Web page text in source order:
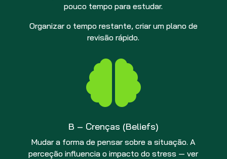
pouco tempo para estudar.
Organizar o tempo restante, criar um plano de
revisão rápido.

B – Crenças (Beliefs)
Mudar a forma de pensar sobre a situação. A
perceção influencia o impacto do stress — ver